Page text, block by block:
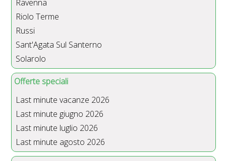
Ravenna
Riolo Terme
Russi
Sant'Agata Sul Santerno
Solarolo
Offerte speciali
Last minute vacanze 2026
Last minute giugno 2026
Last minute luglio 2026
Last minute agosto 2026